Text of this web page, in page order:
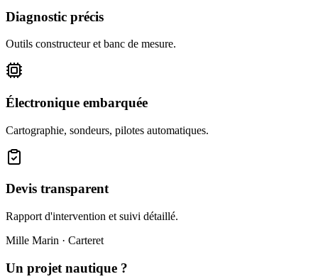
Diagnostic précis
Outils constructeur et banc de mesure.
Électronique embarquée
Cartographie, sondeurs, pilotes automatiques.
Devis transparent
Rapport d'intervention et suivi détaillé.
Mille Marin · Carteret
Un projet nautique ?